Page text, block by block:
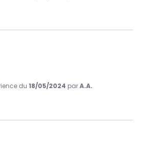
du18/05/2024 parA.A.